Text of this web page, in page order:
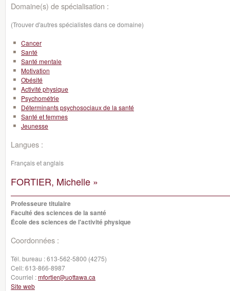
Domaine(s) de spécialisation :
(Trouver d'autres spécialistes dans ce domaine)
Cancer
Santé
Santé mentale
Motivation
Obésité
Activité physique
Psychométrie
Déterminants psychosociaux de la santé
Santé et femmes
Jeunesse
Langues :
Français et anglais
FORTIER, Michelle »
Professeure titulaire
Faculté des sciences de la santé
École des sciences de l'activité physique
Coordonnées :
Tél. bureau :613-562-5800 (4275)
Cell:613-866-8987
Courriel :mfortier@uottawa.ca
Site web